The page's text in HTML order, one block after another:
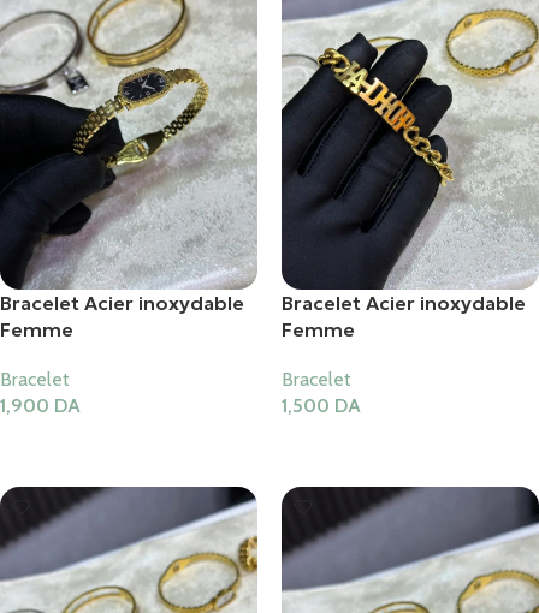
Bracelet Acier inoxydable
Femme
Bracelet
1,900 DA
Bracelet Acier inoxydable
Femme
Bracelet
1,500 DA